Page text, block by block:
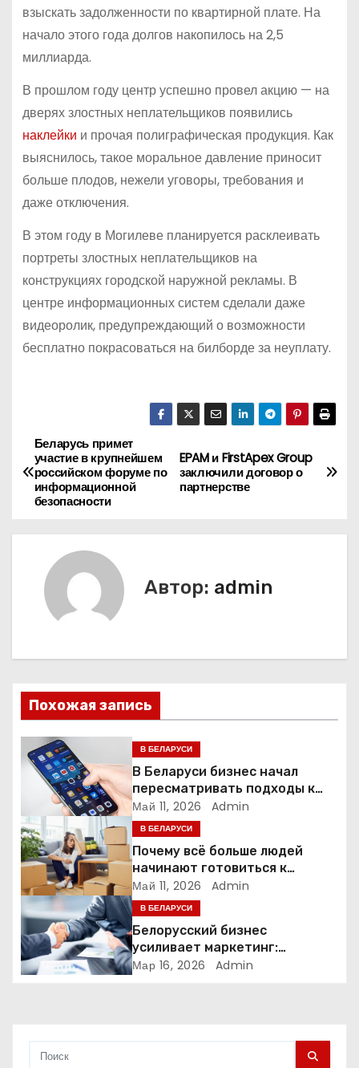
взыскать задолженности по квартирной плате. На
начало этого года долгов накопилось на 2,5
миллиарда.
В прошлом году центр успешно провел акцию — на
дверях злостных неплательщиков появились
наклейки и прочая полиграфическая продукция. Как
выяснилось, такое моральное давление приносит
больше плодов, нежели уговоры, требования и
даже отключения.
В этом году в Могилеве планируется расклеивать
портреты злостных неплательщиков на
конструкциях городской наружной рекламы. В
центре информационных систем сделали даже
видеоролик, предупреждающий о возможности
бесплатно покрасоваться на билборде за неуплату.
Н
а
ц
и
я
п
з
а
п
и
с
EPAM и FirstApex Group
заключили договор о
партнерстве
Беларусь примет
участие в крупнейшем
российском форуме по
информационной
безопасности
Автор: admin
Похожая запись
В БЕЛАРУСИ
В Беларуси бизнес начал
пересматривать подходы к
маркетингу и digital-рекламе
Май 11, 2026 Admin
В БЕЛАРУСИ
Почему всё больше людей
начинают готовиться к
переезду заранее
Май 11, 2026 Admin
В БЕЛАРУСИ
Белорусский бизнес
усиливает маркетинг:
компании меняют стратегии
Мар 16, 2026 Admin